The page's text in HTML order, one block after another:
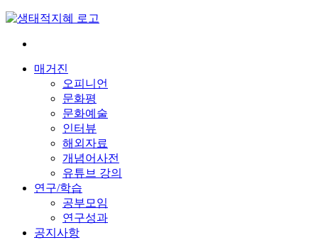
Skip
content
매거진
오피니언
문화평
문화예술
인터뷰
해외자료
개념어사전
유튜브 강의
연구/학습
공부모임
연구성과
공지사항